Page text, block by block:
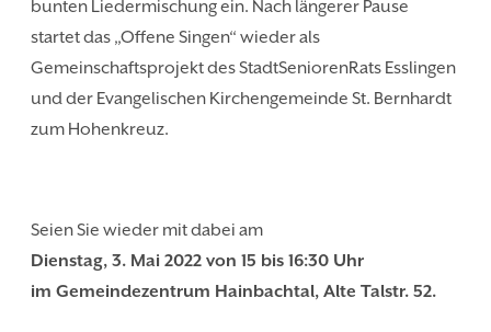
bunten Liedermischung ein. Nach längerer Pause
startet das „Offene Singen“ wieder als
Gemeinschaftsprojekt des StadtSeniorenRats Esslingen
und der Evangelischen Kirchengemeinde St. Bernhardt
zum Hohenkreuz.
Seien Sie wieder mit dabei am
Dienstag, 3. Mai 2022 von 15 bis 16:30 Uhr
im Gemeindezentrum Hainbachtal, Alte Talstr. 52.